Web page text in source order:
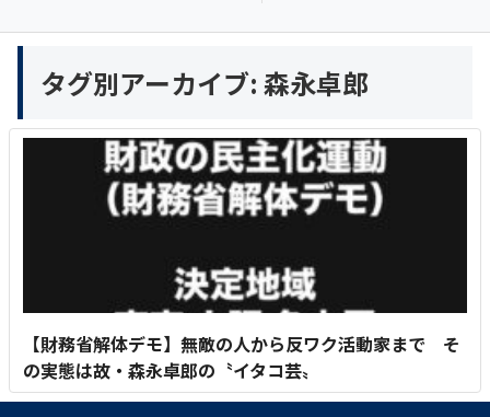
タグ別アーカイブ: 森永卓郎
【財務省解体デモ】無敵の人から反ワク活動家まで そ
の実態は故・森永卓郎の〝イタコ芸〟